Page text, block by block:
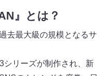
』とは？
去最大級の規模となるサ
シリーズが制作され、新